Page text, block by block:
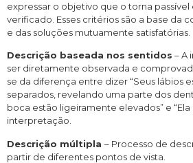
expressar o objetivo que o torna
verificado. Esses critérios são a base da
e das soluções mutuamente satisfatórias.
Descrição baseada nos sentidos – A
ser diretamente observada e
se da diferença entre dizer “Seus lábios
separados, revelando uma parte dos
boca estão ligeiramente elevados” e “Ela
interpretação.
Descrição múltipla – Processo de
partir de diferentes pontos de vista.